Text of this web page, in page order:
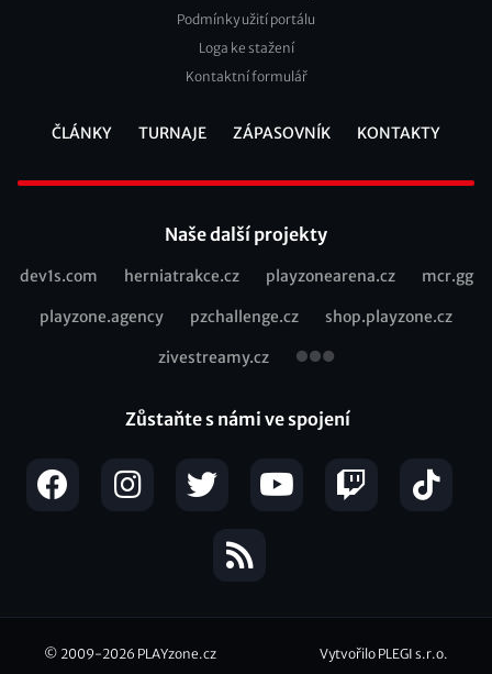
Podmínky užití portálu
Loga ke stažení
Kontaktní formulář
ČLÁNKY TURNAJE ZÁPASOVNÍK KONTAKTY
Naše další projekty
Recommended
dev1s.com herniatrakce.cz playzonearena.cz mcr.gg
playzone.agency pzchallenge.cz shop.playzone.cz
zivestreamy.cz
Zůstaňte s námi ve spojení
© 2009-2026 PLAYzone.cz Vytvořilo PLEGI s.r.o.